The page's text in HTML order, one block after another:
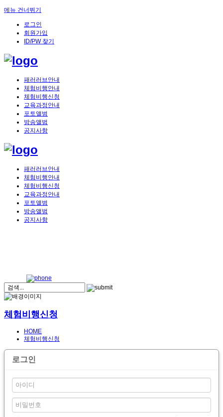
메뉴 건너뛰기
로그인
회원가입
ID/PW 찾기
패러러브안내
체험비행안내
체험비행신청
교육과정안내
포토앨범
방송앨범
공지사항
패러러브안내
체험비행안내
체험비행신청
교육과정안내
포토앨범
방송앨범
공지사항
체험비행신청
HOME
체험비행신청
로그인